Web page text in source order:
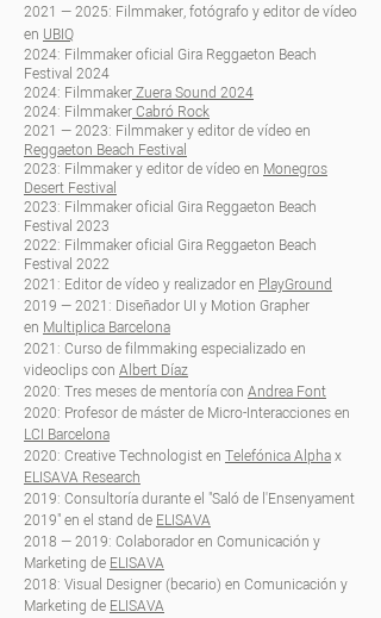
2021 — 2025: Filmmaker, fotógrafo y editor de vídeo
en UBIQ
2024: Filmmaker oficial Gira Reggaeton Beach
Festival 2024
2024: FilmmakerZuera Sound 2024
2024: FilmmakerCabró Rock
2021 — 2023: Filmmaker y editor de vídeo en
Reggaeton Beach Festival
2023: Filmmaker y editor de vídeo en Monegros
Desert Festival
2023: Filmmaker oficial Gira Reggaeton Beach
Festival 2023
2022: Filmmaker oficial Gira Reggaeton Beach
Festival 2022
2021: Editor de vídeo y realizador en PlayGround
2019 — 2021: Diseñador UI y Motion Grapher
en Multiplica Barcelona
2021: Curso de filmmaking especializado en
videoclips con Albert Díaz
2020: Tres meses de mentoría con Andrea Font
2020: Profesor de máster de Micro-Interacciones en
LCI Barcelona
2020: Creative Technologist en Telefónica Alphax
ELISAVA Research
2019: Consultoría durante el "Saló de l'Ensenyament
2019" en el stand de ELISAVA
2018 — 2019: Colaborador en Comunicación y
Marketing de ELISAVA
2018: Visual Designer (becario) en Comunicación y
Marketing de ELISAVA